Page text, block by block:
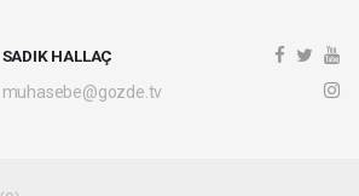
SADIK HALLAÇ
muhasebe@gozde.tv